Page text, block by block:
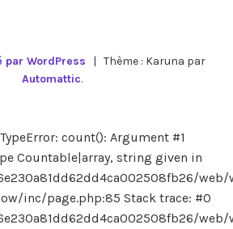
par WordPress | Thème : Karuna par
Automattic.
count(): Argument #1
Countable|array, string given in
web/
inc/page.php:85 Stack trace: #0
web/